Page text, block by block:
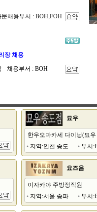
문채용부서 : BOH,FOH
장 채용
채용부서 : BOH
묘우
한우오마카세 다이닝(묘우
지역:인천 송도
부서
요즈음
이자카야 주방정직원
지역:서울 송파
부서